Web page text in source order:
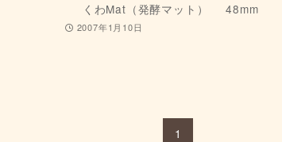
くわMat（発酵マット） 48mm
2007年1月10日
1